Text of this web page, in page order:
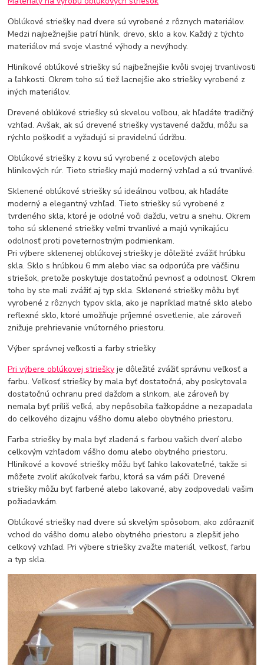
Oblúkové striešky nad dvere sú vyrobené z rôznych materiálov.
Medzi najbežnejšie patrí hliník, drevo, sklo a kov. Každý z týchto
materiálov má svoje vlastné výhody a nevýhody.
Hliníkové oblúkové striešky sú najbežnejšie kvôli svojej trvanlivosti
a ľahkosti. Okrem toho sú tiež lacnejšie ako striešky vyrobené z
iných materiálov.
Drevené oblúkové striešky sú skvelou voľbou, ak hľadáte tradičný
vzhľad. Avšak, ak sú drevené striešky vystavené dažďu, môžu sa
rýchlo poškodiť a vyžadujú si pravidelnú údržbu.
Oblúkové striešky z kovu sú vyrobené z oceľových alebo
hliníkových rúr. Tieto striešky majú moderný vzhľad a sú trvanlivé.
Sklenené oblúkové striešky sú ideálnou voľbou, ak hľadáte
moderný a elegantný vzhľad. Tieto striešky sú vyrobené z
tvrdeného skla, ktoré je odolné voči dažďu, vetru a snehu. Okrem
toho sú sklenené striešky veľmi trvanlivé a majú vynikajúcu
odolnosť proti poveternostným podmienkam.
Pri výbere sklenenej oblúkovej striešky je dôležité zvážiť hrúbku
skla. Sklo s hrúbkou 6 mm alebo viac sa odporúča pre väčšinu
striešok, pretože poskytuje dostatočnú pevnosť a odolnosť. Okrem
toho by ste mali zvážiť aj typ skla. Sklenené striešky môžu byť
vyrobené z rôznych typov skla, ako je napríklad matné sklo alebo
reflexné sklo, ktoré umožňuje príjemné osvetlenie, ale zároveň
znižuje prehrievanie vnútorného priestoru.
Výber správnej veľkosti a farby striešky
Pri výbere oblúkovej striešky je dôležité zvážiť správnu veľkosť a
farbu. Veľkosť striešky by mala byť dostatočná, aby poskytovala
dostatočnú ochranu pred dažďom a slnkom, ale zároveň by
nemala byť príliš veľká, aby nepôsobila ťažkopádne a nezapadala
do celkového dizajnu vášho domu alebo obytného priestoru.
Farba striešky by mala byť zladená s farbou vašich dverí alebo
celkovým vzhľadom vášho domu alebo obytného priestoru.
Hliníkové a kovové striešky môžu byť ľahko lakovateľné, takže si
môžete zvoliť akúkoľvek farbu, ktorá sa vám páči. Drevené
striešky môžu byť farbené alebo lakované, aby zodpovedali vašim
požiadavkám.
Oblúkové striešky nad dvere sú skvelým spôsobom, ako zdôrazniť
vchod do vášho domu alebo obytného priestoru a zlepšiť jeho
celkový vzhľad. Pri výbere striešky zvažte materiál, veľkosť, farbu
a typ skla.